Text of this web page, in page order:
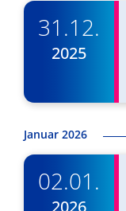
31.12.
2025
Januar 2026
02.01.
2026